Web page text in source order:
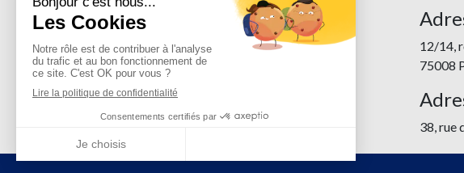
12/14,
75008
38, rue